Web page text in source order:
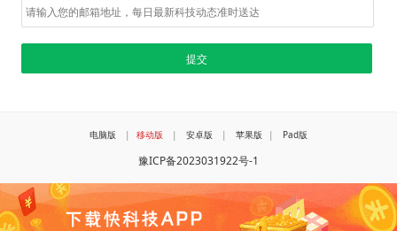
电脑版 | 移动版 | 安卓版 | 苹果版 | Pad版
豫ICP备2023031922号-1